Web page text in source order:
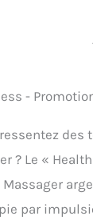
? Le «
Massager
par